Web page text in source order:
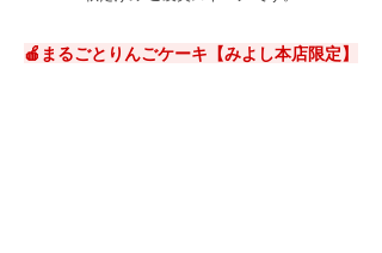
🍎まるごとりんごケーキ【みよし本店限定】